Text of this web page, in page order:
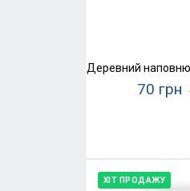
Деревний
70 грн
ХІТ ПРОДАЖУ